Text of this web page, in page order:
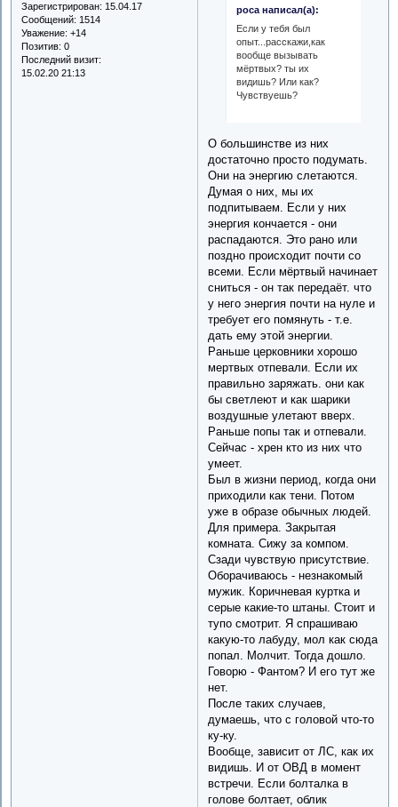
Зарегистрирован: 15.04.17
Сообщений: 1514
Уважение: +14
Позитив: 0
Последний визит:
15.02.20 21:13
роса написал(а):
Если у тебя был
опыт...расскажи,как
вообще вызывать
мёртвых? ты их
видишь? Или как?
Чувствуешь?
О большинстве из них
достаточно просто подумать.
Они на энергию слетаются.
Думая о них, мы их
подпитываем. Если у них
энергия кончается - они
распадаются. Это рано или
поздно происходит почти со
всеми. Если мёртвый начинает
сниться - он так передаёт. что
у него энергия почти на нуле и
требует его помянуть - т.е.
дать ему этой энергии.
Раньше церковники хорошо
мертвых отпевали. Если их
правильно заряжать. они как
бы светлеют и как шарики
воздушные улетают вверх.
Раньше попы так и отпевали.
Сейчас - хрен кто из них что
умеет.
Был в жизни период, когда они
приходили как тени. Потом
уже в образе обычных людей.
Для примера. Закрытая
комната. Сижу за компом.
Сзади чувствую присутствие.
Оборачиваюсь - незнакомый
мужик. Коричневая куртка и
серые какие-то штаны. Стоит и
тупо смотрит. Я спрашиваю
какую-то лабуду, мол как сюда
попал. Молчит. Тогда дошло.
Говорю - Фантом? И его тут же
нет.
После таких случаев,
думаешь, что с головой что-то
ку-ку.
Вообще, зависит от ЛС, как их
видишь. И от ОВД в момент
встречи. Если болталка в
голове болтает, облик